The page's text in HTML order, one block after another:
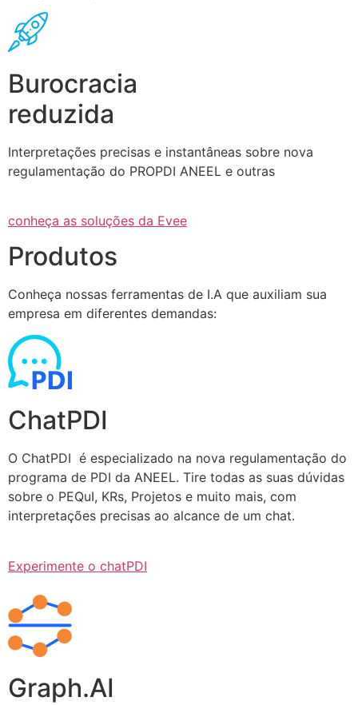
Burocracia
reduzida
Interpretações precisas e instantâneas sobre nova
regulamentação do PROPDI ANEEL e outras
conheça as soluções da Evee
Produtos
Conheça nossas ferramentas de I.A que auxiliam sua
empresa em diferentes demandas:
ChatPDI
O ChatPDI é especializado na nova regulamentação do
programa de PDI da ANEEL. Tire todas as suas dúvidas
sobre o PEQuI, KRs, Projetos e muito mais, com
interpretações precisas ao alcance de um chat.
Experimente o chatPDI
Graph.AI